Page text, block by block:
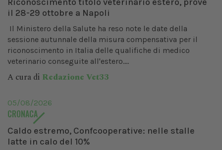
il 28-29 ottobre a Napoli
Il Ministero della Salute ha reso note le date della
sessione autunnale della misura compensativa per il
riconoscimento in Italia delle qualifiche di medico
veterinario conseguite all'estero....
A cura di Redazione Vet33
05/08/2026
CRONACA
Caldo estremo, Confcooperative: nelle stalle
latte in calo del 10%